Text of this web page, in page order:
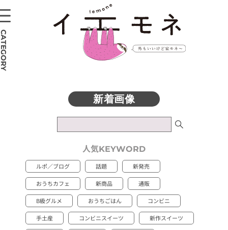
人気KEYWORD
ルポ／ブログ 話題 新発売
おうちカフェ 新商品 通販
B級グルメ おうちごはん コンビニ
手土産 コンビニスイーツ 新作スイーツ